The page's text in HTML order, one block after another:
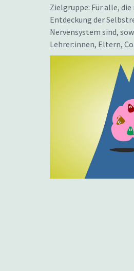
Zielgruppe: Für alle,
Entdeckung der
Nervensystem sind,
Lehrer:innen, Eltern,